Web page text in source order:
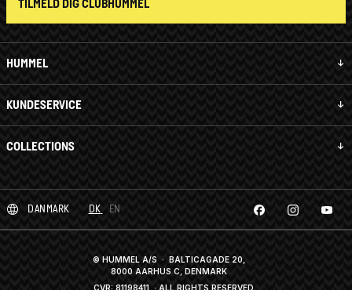
HUMMEL
KUNDESERVICE
COLLECTIONS
TILMELD DIG CLUBHUMMEL
DANMARK DK EN
© HUMMEL A/S · BALTICAGADE 20,
8000 AARHUS C, DENMARK
CVR: 81198411· ALL RIGHTS RESERVED